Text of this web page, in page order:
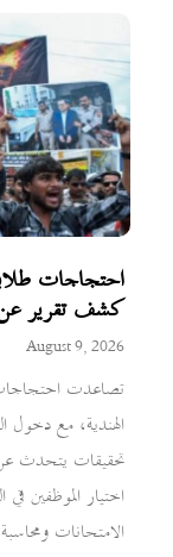
كشف تقرير عن
August 9, 2026
تصاعدت
اختيار الموظفين
الامتحانات